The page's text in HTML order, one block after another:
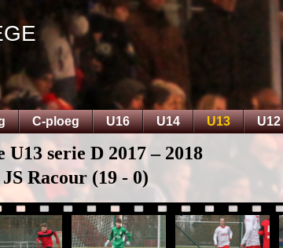
C-ploeg U16 U14 U13 U12
serie D 2017 – 2018
Racour (19 - 0)